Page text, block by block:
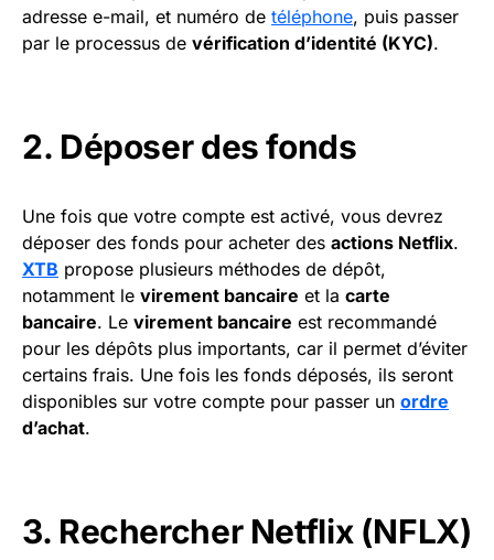
adresse e-mail, et numéro de téléphone, puis passer
par le processus de vérification d’identité (KYC).
2. Déposer des fonds
Une fois que votre compte est activé, vous devrez
déposer des fonds pour acheter des actions Netflix.
XTB propose plusieurs méthodes de dépôt,
notamment le virement bancaire et la carte
bancaire. Le virement bancaire est recommandé
pour les dépôts plus importants, car il permet d’éviter
certains frais. Une fois les fonds déposés, ils seront
disponibles sur votre compte pour passer un ordre
d’achat.
3. Rechercher Netflix (NFLX)